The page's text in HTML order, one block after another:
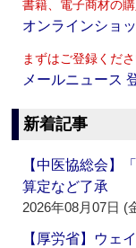
書籍、電子商材の
オンラインショ
まずはご登録くだ
メールニュース
新着記事
【中医協総会】
算定など了承
2026年08月07日 (
【厚労省】ウェ